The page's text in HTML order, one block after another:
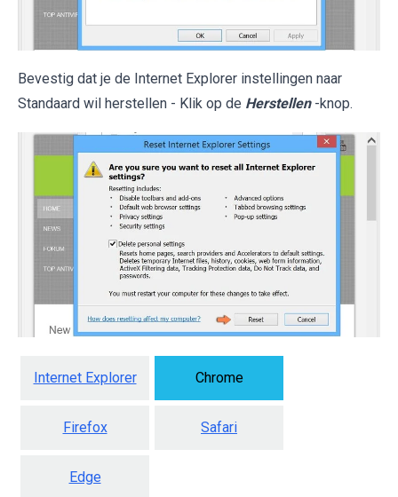
Bevestig dat je de Internet Explorer instellingen naar
Standaard wil herstellen - Klik op de Herstellen -knop.
Internet Explorer Chrome
Firefox Safari
Edge